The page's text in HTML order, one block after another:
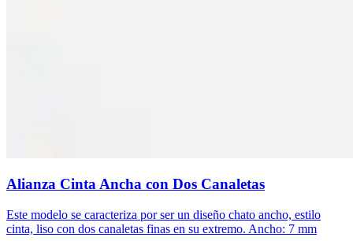
Alianza Cinta Ancha con Dos Canaletas
Este modelo se caracteriza por ser un diseño chato ancho, estilo
cinta, liso con dos canaletas finas en su extremo. Ancho: 7 mm